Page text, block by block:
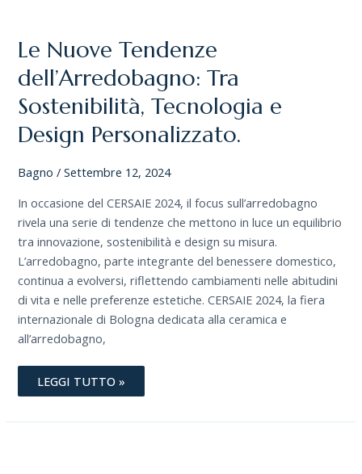
Le Nuove Tendenze
dell’Arredobagno: Tra
Sostenibilità, Tecnologia e
Design Personalizzato.
Bagno /Settembre 12, 2024
In occasione del CERSAIE 2024, il focus sull’arredobagno
rivela una serie di tendenze che mettono in luce un equilibrio
tra innovazione, sostenibilità e design su misura.
L’arredobagno, parte integrante del benessere domestico,
continua a evolversi, riflettendo cambiamenti nelle abitudini
di vita e nelle preferenze estetiche. CERSAIE 2024, la fiera
internazionale di Bologna dedicata alla ceramica e
all’arredobagno,
TRA
SOSTENIBILITÀ,
TECNOLOGIA
E
PERSONALIZZATO.
LEGGI TUTTO »